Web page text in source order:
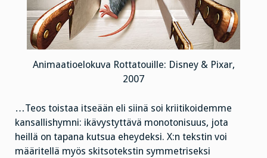
Animaatioelokuva Rottatouille: Disney & Pixar,
2007
…Teos toistaa itseään eli siinä soi kriitikoidemme
kansallishymni: ikävystyttävä monotonisuus, jota
heillä on tapana kutsua eheydeksi. X:n tekstin voi
määritellä myös skitsotekstin symmetriseksi